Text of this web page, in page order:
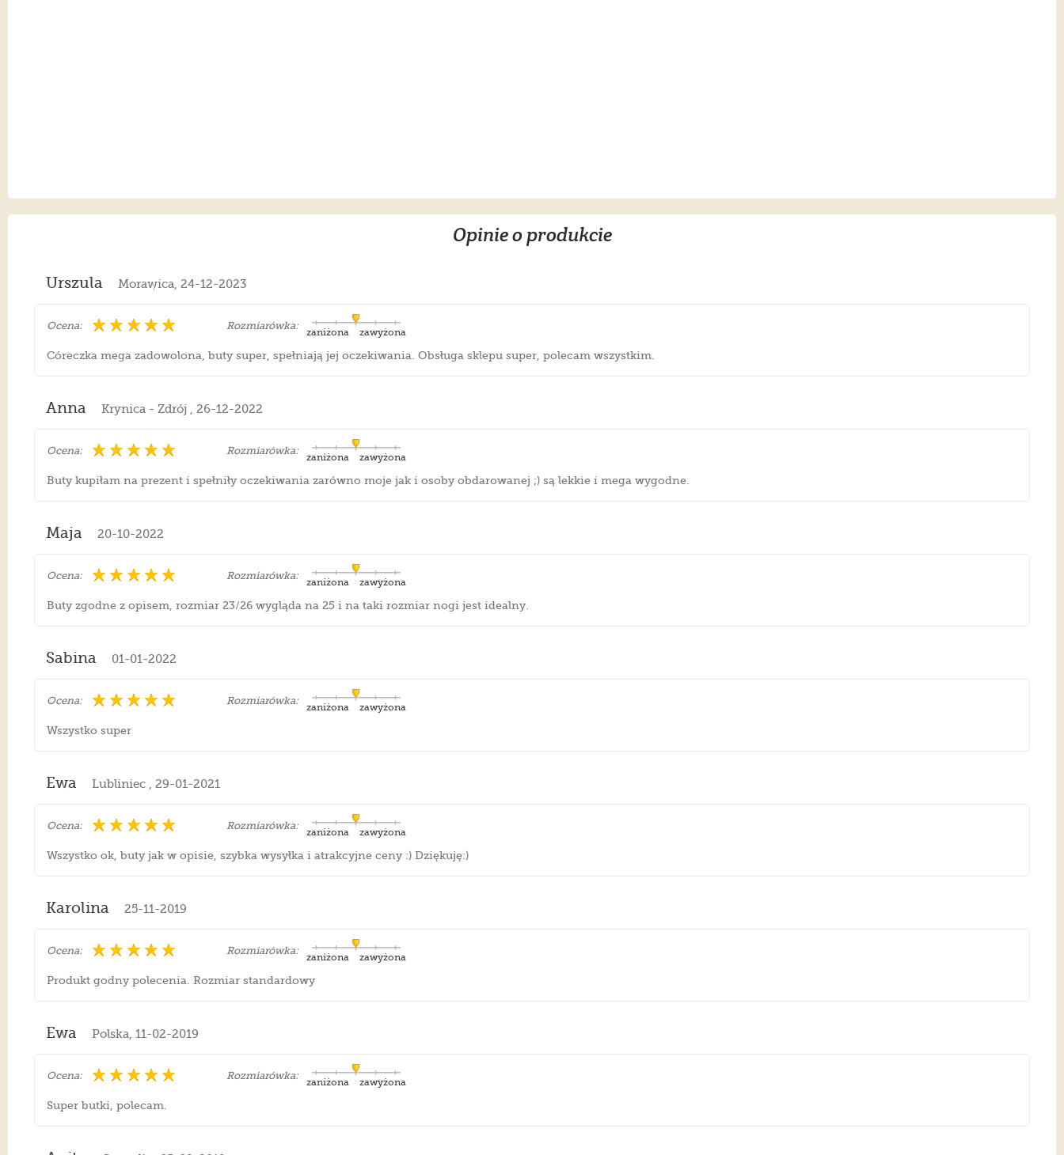
Opinie o produkcie
Urszula Morawica, 24-12-2023
Ocena: Rozmiarówka:
zawyżona
zaniżona
Córeczka mega zadowolona, buty super, spełniają jej oczekiwania. Obsługa sklepu super, polecam wszystkim.
Anna Krynica - Zdrój , 26-12-2022
Ocena: Rozmiarówka:
zawyżona
zaniżona
Buty kupiłam na prezent i spełniły oczekiwania zarówno moje jak i osoby obdarowanej ;) są lekkie i mega wygodne.
Maja 20-10-2022
Ocena: Rozmiarówka:
zawyżona
zaniżona
Buty zgodne z opisem, rozmiar 23/26 wygląda na 25 i na taki rozmiar nogi jest idealny.
Sabina 01-01-2022
Ocena: Rozmiarówka:
zawyżona
zaniżona
Wszystko super
Ewa Lubliniec , 29-01-2021
Ocena: Rozmiarówka:
zawyżona
zaniżona
Wszystko ok, buty jak w opisie, szybka wysyłka i atrakcyjne ceny :) Dziękuję:)
Karolina 25-11-2019
Ocena: Rozmiarówka:
zawyżona
zaniżona
Produkt godny polecenia. Rozmiar standardowy
Ewa Polska, 11-02-2019
Ocena: Rozmiarówka:
zawyżona
zaniżona
Super butki, polecam.